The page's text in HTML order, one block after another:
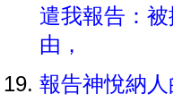
遣我報告：
由，
報告神悅納